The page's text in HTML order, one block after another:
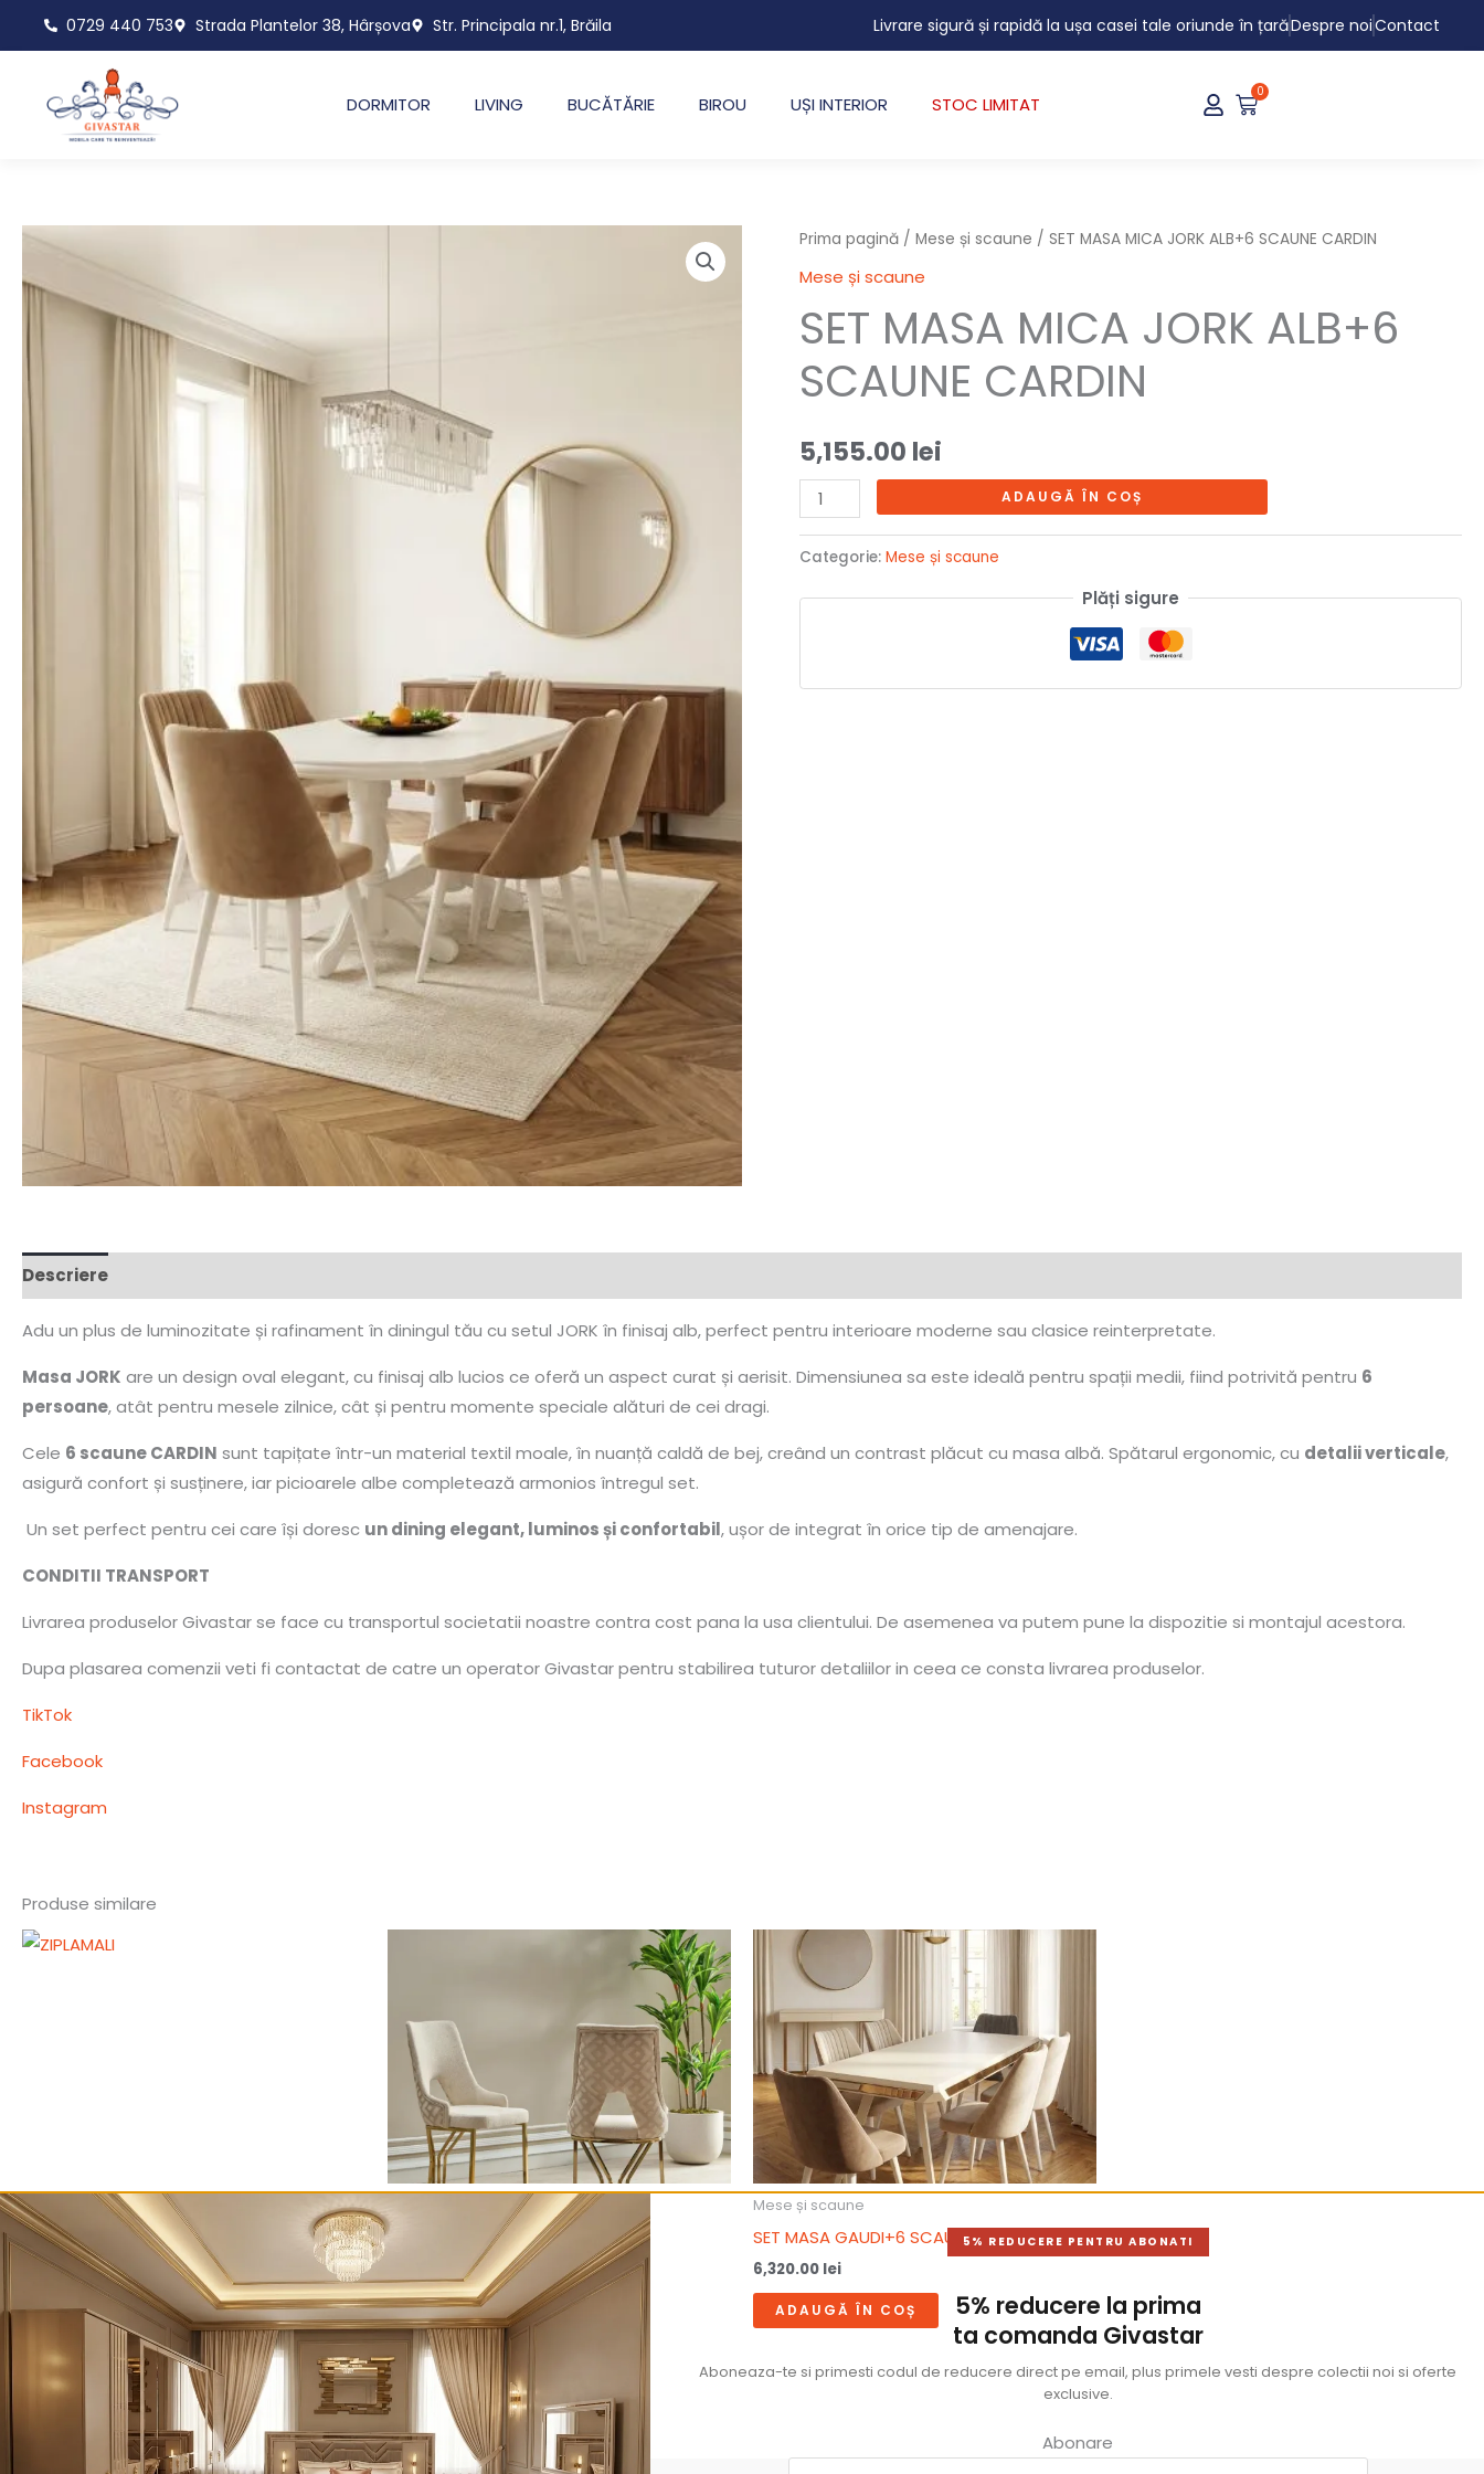
0729 440 753 Strada Plantelor 38, Hârșova Str. Principala nr.1, Brăila Livrare sigură și rapidă la ușa casei tale oriunde în țarăDespre noiContact
DORMITOR LIVING BUCĂTĂRIE BIROU UȘI INTERIOR STOC LIMITAT
0
Cart
Prima pagină /Mese și scaune / SET MASA MICA JORK ALB+6 SCAUNE CARDIN
Mese și scaune
SET MASA MICA JORK ALB+6
SCAUNE CARDIN
5,155.00 lei
Cantitate
SET
MICA
ALB+6
CARDIN
ADAUGĂ ÎN COȘ
Categorie:Mese și scaune
Plăți sigure
Descriere
Adu un plus de luminozitate și rafinament în diningul tău cu setul JORK în finisaj alb, perfect pentru interioare moderne sau clasice reinterpretate.
Masa JORK are un design oval elegant, cu finisaj alb lucios ce oferă un aspect curat și aerisit. Dimensiunea sa este ideală pentru spații medii, fiind potrivită pentru 6
persoane, atât pentru mesele zilnice, cât și pentru momente speciale alături de cei dragi.
Cele 6 scaune CARDIN sunt tapițate într-un material textil moale, în nuanță caldă de bej, creând un contrast plăcut cu masa albă. Spătarul ergonomic, cu detalii verticale,
asigură confort și susținere, iar picioarele albe completează armonios întregul set.
Un set perfect pentru cei care își doresc un dining elegant, luminos și confortabil, ușor de integrat în orice tip de amenajare.
CONDITII TRANSPORT
Livrarea produselor Givastar se face cu transportul societatii noastre contra cost pana la usa clientului. De asemenea va putem pune la dispozitie si montajul acestora.
Dupa plasarea comenzii veti fi contactat de catre un operator Givastar pentru stabilirea tuturor detaliilor in ceea ce consta livrarea produselor.
TikTok
Facebook
Instagram
Produse similare
Mese și scaune
MASA+ 12 SCAUNE ZIPLAMALI
5,990.00lei
ADAUGĂ ÎN COȘ
Mese și scaune
SCAUN ZEN
lei
ADAUGĂ ÎN COȘ
Mese și scaune
SET MASA GAUDI+6 SCAUNE CARDIN
6,320.00 lei
ADAUGĂ ÎN COȘ
5% REDUCERE PENTRU ABONATI
5% reducere la prima
ta comanda Givastar
Aboneaza-te si primesti codul de reducere direct pe email, plus primele vesti despre colectii noi si oferte
exclusive.
Abonare